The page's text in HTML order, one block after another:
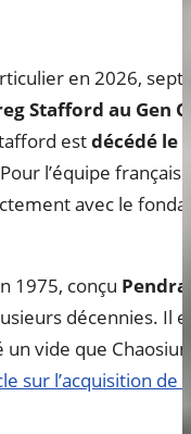
en 2026, sept
Stafford au Gen
estdécédé le
l’équipe
avec le
1975, conçu
décennies. Il
un vide que
sur l’acquisition de